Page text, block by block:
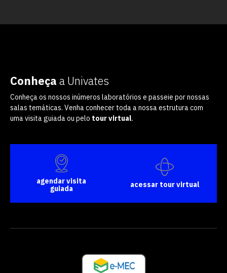
Conheça a Univates
Conheça os nossos inúmeros laboratórios e passeie por nossas
salas temáticas. Venha conhecer toda a nossa estrutura com
uma visita guiada ou pelo tour virtual.
agendar visita
guiada
acessar tour virtual